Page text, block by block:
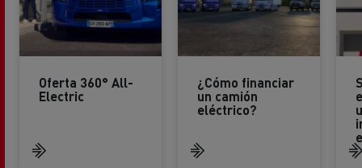
Oferta 360° All-
Electric
¿Cómo financiar
un camión
eléctrico?